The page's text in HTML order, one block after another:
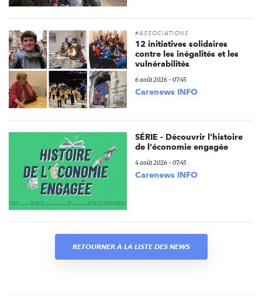
#ASSOCIATIONS
12 initiatives solidaires
contre les inégalités et les
vulnérabilités
6 août 2026 - 07:45
Carenews INFO
SÉRIE - Découvrir l'histoire
de l'économie engagée
4 août 2026 - 07:45
Carenews INFO
RETOURNER À LA LISTE DES NEWS